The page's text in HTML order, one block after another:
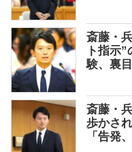
斎藤・
ト指示
験、裏
斎藤・
歩かさ
「告発